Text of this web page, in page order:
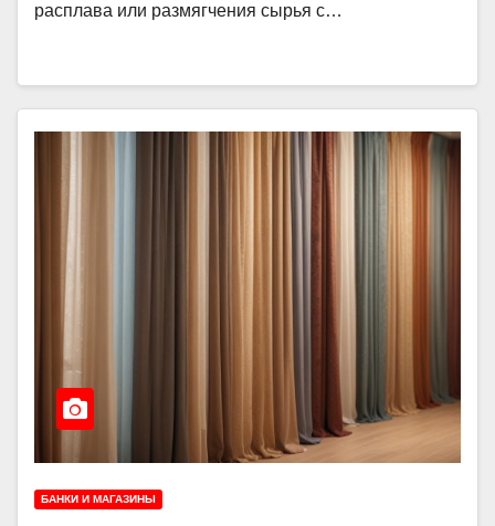
расплава или размягчения сырья с…
БАНКИ И МАГАЗИНЫ